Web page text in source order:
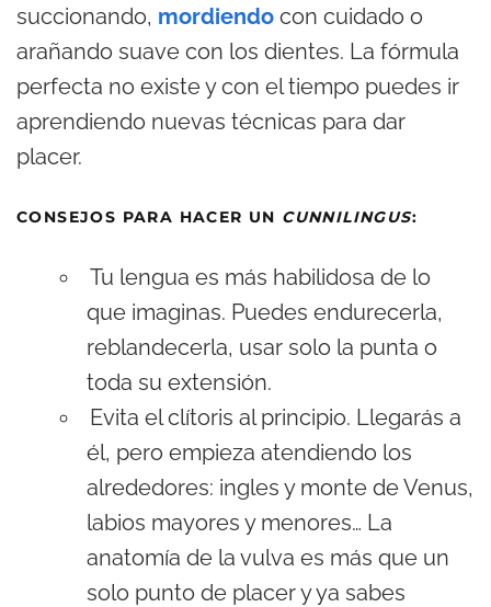
succionando, mordiendo con cuidado o
arañando suave con los dientes. La fórmula
perfecta no existe y con el tiempo puedes ir
aprendiendo nuevas técnicas para dar
placer.
CONSEJOS PARA HACER UN CUNNILINGUS:
Tu lengua es más habilidosa de lo
que imaginas. Puedes endurecerla,
reblandecerla, usar solo la punta o
toda su extensión.
Evita el clítoris al principio. Llegarás a
él, pero empieza atendiendo los
alrededores: ingles y monte de Venus,
labios mayores y menores… La
anatomía de la vulva es más que un
solo punto de placer y ya sabes